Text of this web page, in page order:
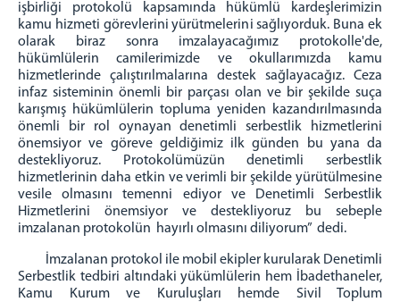
Haberci Şifresi Alma
Mail Şifresi Alma
E-İmza Yeni Şifre Alma & Kilit Çözme
E-İmza Şifresini Değiştirme
E-İmza Kayıp Çalıntı Süreci
E-İmza Geçerlilik Kontrolü
E-İmza Başvuru Yapma
E-Onay İşlemleri
DİĞ. BİRİMLER
E-Tipi Kapalı Ceza İnfaz Kurumu
E-Tipi Açık Ceza İnfaz Kurumu
işbirliği protokolü kapsamında hükümlü kardeşlerimizin
kamu hizmeti görevlerini yürütmelerini sağlıyorduk. Buna ek
olarak biraz sonra imzalayacağımız protokolle'de,
hükümlülerin camilerimizde ve okullarımızda kamu
hizmetlerinde çalıştırılmalarına destek sağlayacağız. Ceza
infaz sisteminin önemli bir parçası olan ve bir şekilde suça
karışmış hükümlülerin topluma yeniden kazandırılmasında
önemli bir rol oynayan denetimli serbestlik hizmetlerini
önemsiyor ve göreve geldiğimiz ilk günden bu yana da
destekliyoruz. Protokolümüzün denetimli serbestlik
hizmetlerinin daha etkin ve verimli bir şekilde yürütülmesine
vesile olmasını temenni ediyor ve Denetimli Serbestlik
Hizmetlerini önemsiyor ve destekliyoruz bu sebeple
imzalanan protokolün hayırlı olmasını diliyorum” dedi.
İmzalanan protokol ile mobil ekipler kurularak Denetimli
Serbestlik tedbiri altındaki yükümlülerin hem İbadethaneler,
Kamu Kurum ve Kuruluşları hemde Sivil Toplum